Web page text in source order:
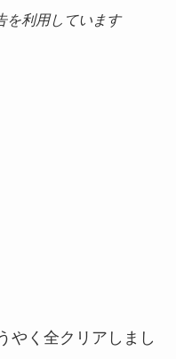
を利用しています
やく全クリアしまし